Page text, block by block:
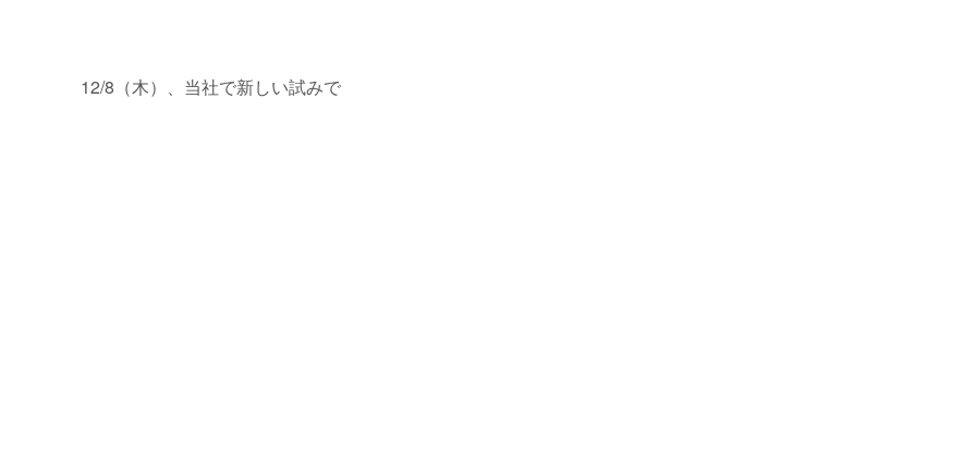
12/8（木）、当社で新しい試みで